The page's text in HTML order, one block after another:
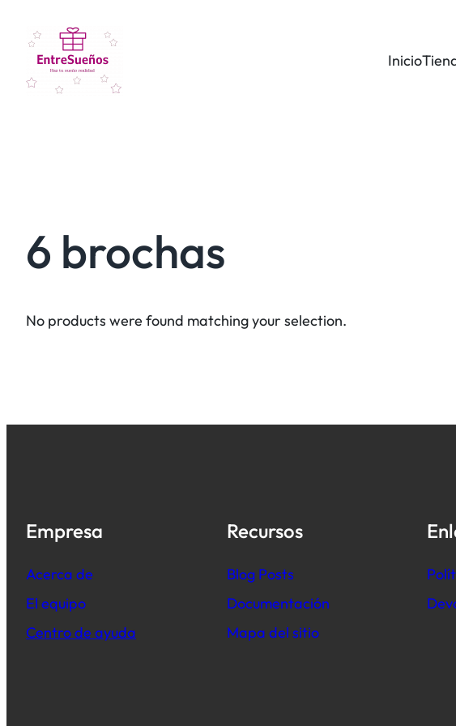
Inicio
6 brochas
No products were found matching your selection.
Empresa
Acerca de
El equipo
Centro de ayuda
Recursos
Blog Posts
Documentación
Mapa del sitio